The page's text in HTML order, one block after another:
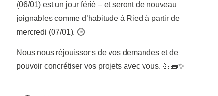
(06/01) est un jour férié – et seront de nouveau
joignables comme d’habitude à Ried à partir de
mercredi (07/01). 🕒
Nous nous réjouissons de vos demandes et de
pouvoir concrétiser vos projets avec vous. 💪🧱✨